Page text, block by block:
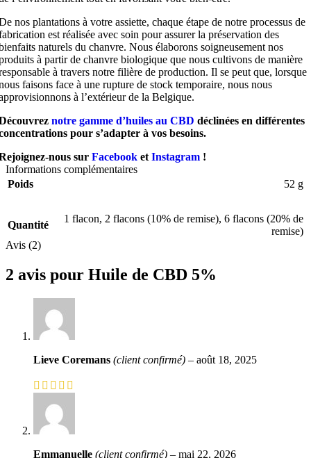
nos plantations à votre assiette, chaque étape de notre processus de
est réalisée avec soin pour assurer la préservation des
naturels du chanvre. Nous élaborons soigneusement nos
à partir de chanvre biologique que nous cultivons de manière
à travers notre filière de production. Il se peut que, lorsque
faisons face à une rupture de stock temporaire, nous nous
à l’extérieur de la Belgique.
notre gamme d’huiles au CBD déclinées en différentes
pour s’adapter à vos besoins.
nous sur Facebook et Instagram !
Informations complémentaires
Poids
52 g
Quantité
1 flacon, 2 flacons (10% de remise), 6 flacons (20% de
remise)
Avis (2)
2 avis pour Huile de CBD 5%
Lieve Coremans (client confirmé) – août 18, 2025
Emmanuelle (client confirmé) – mai 22, 2026